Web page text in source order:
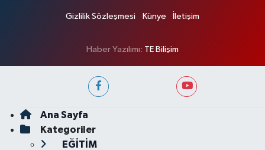
Gizlilik Sözleşmesi Künye İletişim
Haber Yazılımı: TE Bilişim
Ana Sayfa
Kategoriler
EĞİTİM